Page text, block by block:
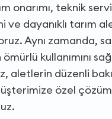
onarımı, teknik
ve dayanıklı tarım
Aynı zamanda,
kullanımını
aletlerin düzenli
özel